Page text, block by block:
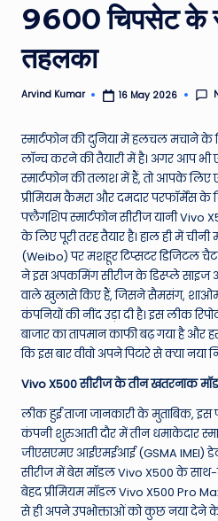
e
N
s
A
ro
u
n
d
T
h
e
W
o
rl
d
9600 चिपसेट के
तहलका
Posted
Arvind Kumar 16 May 2026
स्मार्टफोन की दुनिया में हलचल मचाने के
लॉन्च करने की तैयारी में है। अगर आप भी
स्मार्टफोन की तलाश में हैं, तो आपके
प्रीमियम कैमरा और दमदार परफॉर्मेंस के
फ्लैगशिप स्मार्टफोन सीरीज यानी Vivo
के लिए पूरी तरह तैयार है। हाल ही में चीनी
(Weibo) पर मशहूर टिप्सटर डिजिटल
ने इस अपकमिंग सीरीज के डिस्प्ले साइज
वाले खुलासे किए हैं, जिसने सैमसंग,
कंपनियों की नींद उड़ा दी है।इस लीक
बाजार का तापमान काफी बढ़ गया है
कि इस बार वीवो अपने पिटारे से क्या नया
Vivo X500 सीरीज के तीन खतरनाक
लीक हुई ताजा जानकारी के मुताबिक,
कंपनी शुरुआती दौर में तीन धमाकेदार
जीएसएमए आईएमईआई (GSMA IMEI)
सीरीज में बेस मॉडल Vivo X500 के
बेहद प्रीमियम मॉडल Vivo X500 Pro
से ही अपने उपभोक्ताओं को कुछ नया देने के